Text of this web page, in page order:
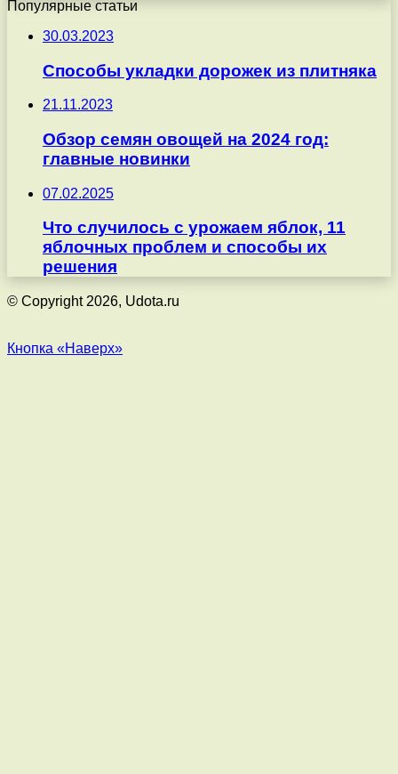
Популярные статьи
30.03.2023
Способы укладки дорожек из плитняка
21.11.2023
Обзор семян овощей на 2024 год:
главные новинки
07.02.2025
Что случилось с урожаем яблок, 11
яблочных проблем и способы их
решения
© Copyright 2026, Udota.ru
Кнопка «Наверх»